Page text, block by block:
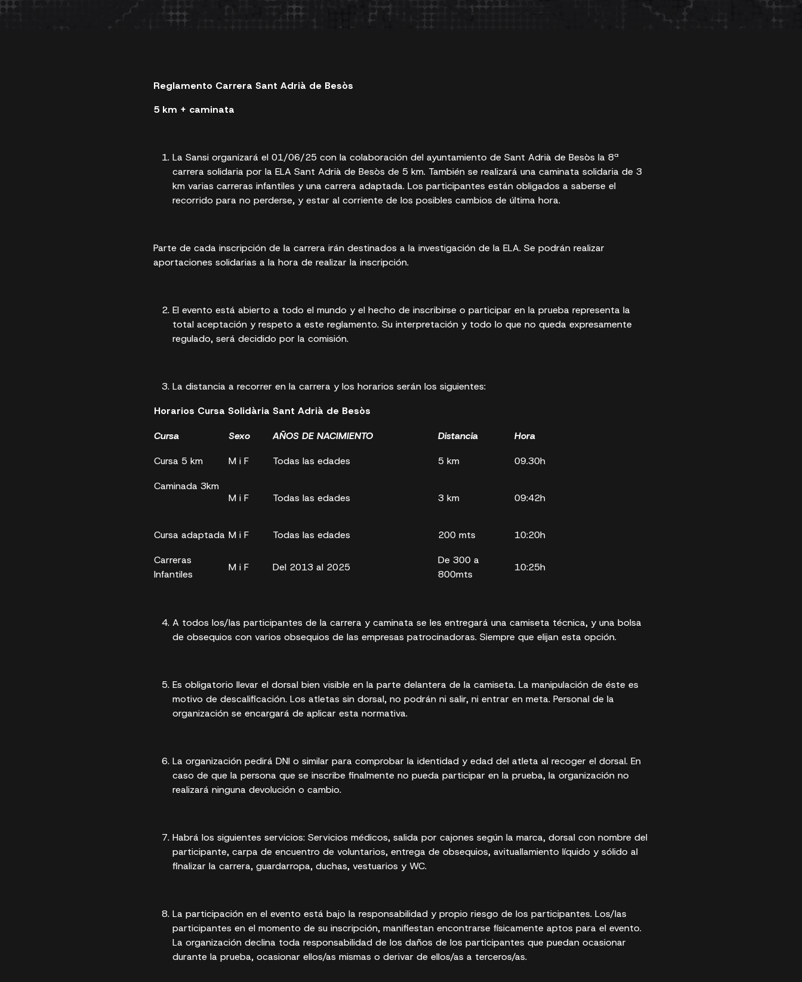
Reglamento Carrera Sant Adrià de Besòs
5 km + caminata
La Sansi organizará el 01/06/25 con la colaboración del ayuntamiento de Sant Adrià de Besòs la 8ª
carrera solidaria por la ELA Sant Adrià de Besòs de 5 km. También se realizará una caminata solidaria de 3
km varias carreras infantiles y una carrera adaptada. Los participantes están obligados a saberse el
recorrido para no perderse, y estar al corriente de los posibles cambios de última hora.
Parte de cada inscripción de la carrera irán destinados a la investigación de la ELA. Se podrán realizar
aportaciones solidarias a la hora de realizar la inscripción.
El evento está abierto a todo el mundo y el hecho de inscribirse o participar en la prueba representa la
total aceptación y respeto a este reglamento. Su interpretación y todo lo que no queda expresamente
regulado, será decidido por la comisión.
La distancia a recorrer en la carrera y los horarios serán los siguientes:
Horarios Cursa Solidària Sant Adrià de Besòs
Cursa
Sexo AÑOS DE NACIMIENTO Distancia
Hora
Cursa 5 km
M i F Todas las edades 5 km
09.30h
Caminada 3km
M i F
Todas las edades 3 km 09:42h
Cursa adaptada M i F Todas las edades 200 mts
10:20h
Carreras
Infantiles
M i F Del 2013 al 2025
De 300 a
800mts
10:25h
A todos los/las participantes de la carrera y caminata se les entregará una camiseta técnica, y una bolsa
de obsequios con varios obsequios de las empresas patrocinadoras. Siempre que elijan esta opción.
Es obligatorio llevar el dorsal bien visible en la parte delantera de la camiseta. La manipulación de éste es
motivo de descalificación. Los atletas sin dorsal, no podrán ni salir, ni entrar en meta. Personal de la
organización se encargará de aplicar esta normativa.
La organización pedirá DNI o similar para comprobar la identidad y edad del atleta al recoger el dorsal. En
caso de que la persona que se inscribe finalmente no pueda participar en la prueba, la organización no
realizará ninguna devolución o cambio.
Habrá los siguientes servicios: Servicios médicos, salida por cajones según la marca, dorsal con nombre del
participante, carpa de encuentro de voluntarios, entrega de obsequios, avituallamiento líquido y sólido al
finalizar la carrera, guardarropa, duchas, vestuarios y WC.
La participación en el evento está bajo la responsabilidad y propio riesgo de los participantes. Los/las
participantes en el momento de su inscripción, manifiestan encontrarse físicamente aptos para el evento.
La organización declina toda responsabilidad de los daños de los participantes que puedan ocasionar
durante la prueba, ocasionar ellos/as mismas o derivar de ellos/as a terceros/as.